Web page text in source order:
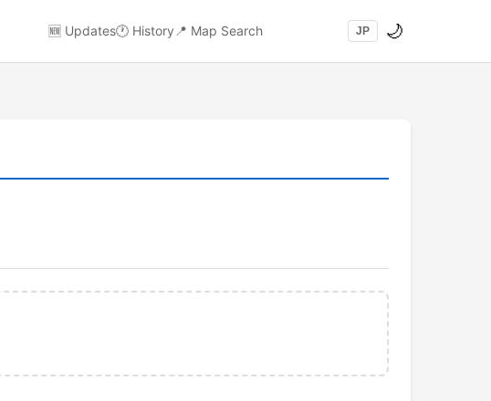
🆕 Updates🕐 History 📍 Map Search JP 🌙